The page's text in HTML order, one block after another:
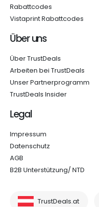
Rabattcodes
Vistaprint Rabattcodes
Über uns
Über TrustDeals
Arbeiten bei TrustDeals
Unser Partnerprogramm
TrustDeals Insider
Legal
Impressum
Datenschutz
AGB
B2B Unterstützung/ NTD
TrustDeals.at